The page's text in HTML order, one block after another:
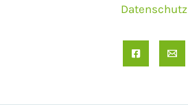
Datenschutz